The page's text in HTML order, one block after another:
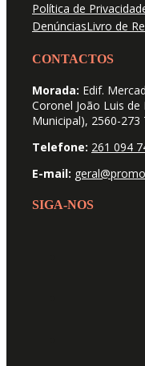
Política de
DenúnciasLivro de
CONTACTOS
Morada: Edif.
Coronel João Luis
Municipal), 2560-273
Telefone: 261 094
E-mail:
SIGA-NOS